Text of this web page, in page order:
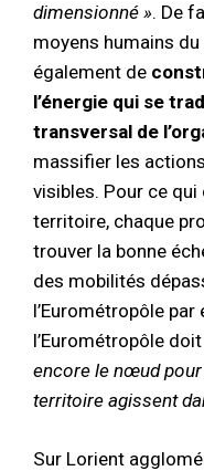
dimensionné ». De
moyens humains
également de
l’énergie qui se
transversal de
massifier les
visibles. Pour ce
territoire, chaque
trouver la bonne
des mobilités
l’Eurométropôle
l’Eurométropôle
encore le nœud
territoire agissent
Sur Lorient